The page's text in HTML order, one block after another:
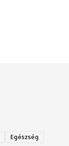
Egészség